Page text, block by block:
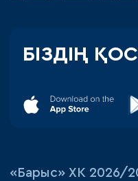
БІЗДІҢ
«‎Барыс»‎ ХК 2026/